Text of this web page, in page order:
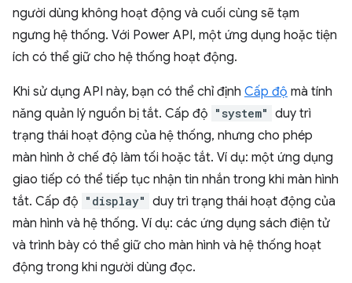
người dùng không hoạt động và cuối cùng sẽ tạm
ngưng hệ thống. Với Power API, một ứng dụng hoặc tiện
ích có thể giữ cho hệ thống hoạt động.
Khi sử dụng API này, bạn có thể chỉ định Cấp độ mà tính
năng quản lý nguồn bị tắt. Cấp độ "system" duy trì
trạng thái hoạt động của hệ thống, nhưng cho phép
màn hình ở chế độ làm tối hoặc tắt. Ví dụ: một ứng dụng
giao tiếp có thể tiếp tục nhận tin nhắn trong khi màn hình
tắt. Cấp độ "display" duy trì trạng thái hoạt động của
màn hình và hệ thống. Ví dụ: các ứng dụng sách điện tử
và trình bày có thể giữ cho màn hình và hệ thống hoạt
động trong khi người dùng đọc.